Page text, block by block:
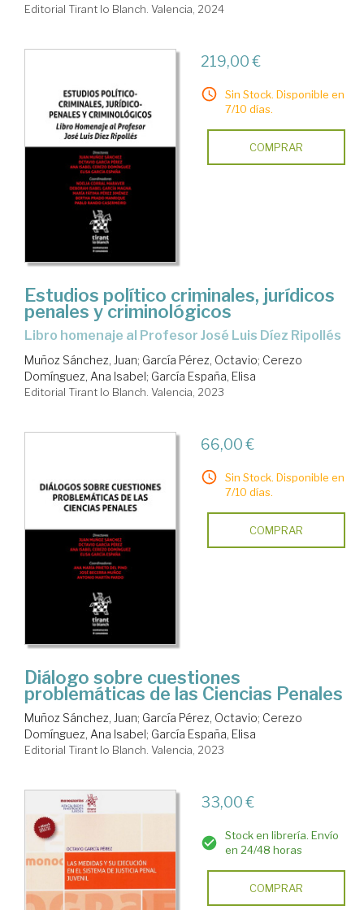
Editorial Tirant lo Blanch. Valencia, 2024
219,00 €
Sin Stock. Disponible en
7/10 días.
COMPRAR
Estudios político criminales, jurídicos
penales y criminológicos
Libro homenaje al Profesor José Luis Díez Ripollés
Muñoz Sánchez, Juan; García Pérez, Octavio; Cerezo
Domínguez, Ana Isabel; García España, Elisa
Editorial Tirant lo Blanch. Valencia, 2023
66,00 €
Sin Stock. Disponible en
7/10 días.
COMPRAR
Diálogo sobre cuestiones
problemáticas de las Ciencias Penales
Muñoz Sánchez, Juan; García Pérez, Octavio; Cerezo
Domínguez, Ana Isabel; García España, Elisa
Editorial Tirant lo Blanch. Valencia, 2023
33,00 €
Stock en librería. Envío
en 24/48 horas
COMPRAR